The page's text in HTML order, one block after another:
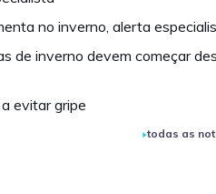
no inverno, alerta
de inverno devem começar
evitar gripe
todas as